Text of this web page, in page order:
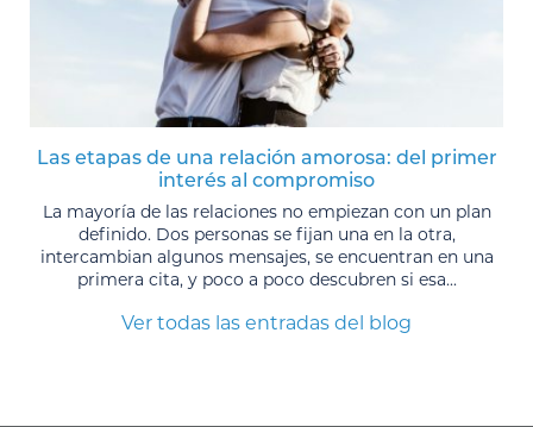
Las etapas de una relación amorosa: del primer
interés al compromiso
La mayoría de las relaciones no empiezan con un plan
definido. Dos personas se fijan una en la otra,
intercambian algunos mensajes, se encuentran en una
primera cita, y poco a poco descubren si esa...
Ver todas las entradas del blog